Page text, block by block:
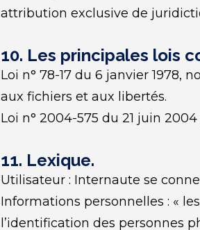
attribution exclusive de
10. Les principales lois
Loi n° 78-17 du 6 janvier 1978,
aux fichiers et aux libertés.
Loi n° 2004-575 du 21 juin
11. Lexique.
Utilisateur : Internaute se
Informations personnelles : «
l’identification des personnes